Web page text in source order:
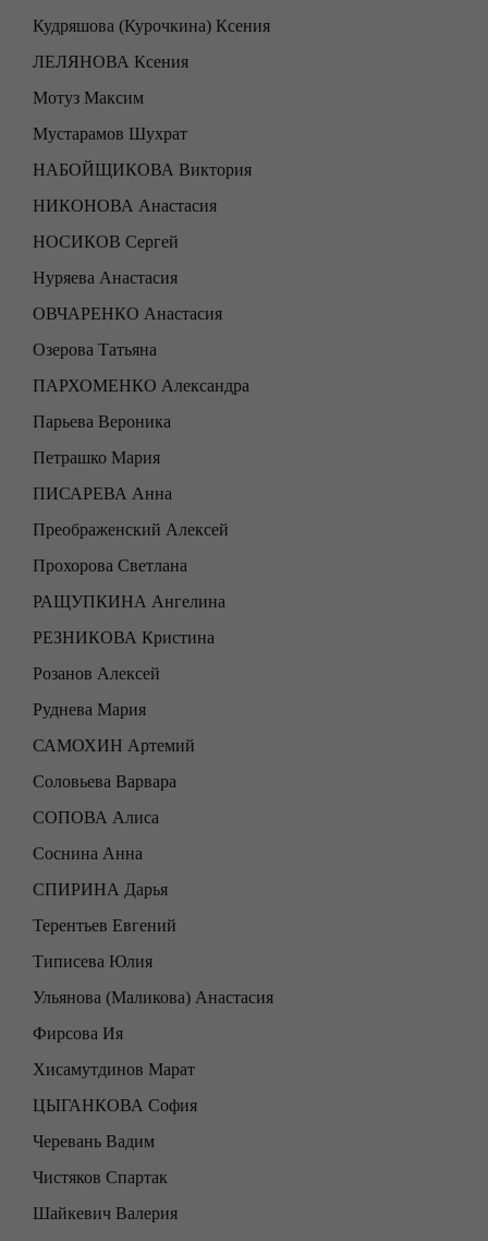
Кудряшова (Курочкина) Ксения
ЛЕЛЯНОВА Ксения
Мотуз Максим
Мустарамов Шухрат
НАБОЙЩИКОВА Виктория
НИКОНОВА Анастасия
НОСИКОВ Сергей
Нуряева Анастасия
ОВЧАРЕНКО Анастасия
Озерова Татьяна
ПАРХОМЕНКО Александра
Парьева Вероника
Петрашко Мария
ПИСАРЕВА Анна
Преображенский Алексей
Прохорова Светлана
РАЩУПКИНА Ангелина
РЕЗНИКОВА Кристина
Розанов Алексей
Руднева Мария
САМОХИН Артемий
Соловьева Варвара
СОПОВА Алиса
Соснина Анна
СПИРИНА Дарья
Терентьев Евгений
Типисева Юлия
Ульянова (Маликова) Анастасия
Фирсова Ия
Хисамутдинов Марат
ЦЫГАНКОВА София
Черевань Вадим
Чистяков Спартак
Шайкевич Валерия